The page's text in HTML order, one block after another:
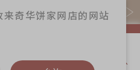
货产品可赚易赏钱($5=1分)
来奇华饼家网店的网站